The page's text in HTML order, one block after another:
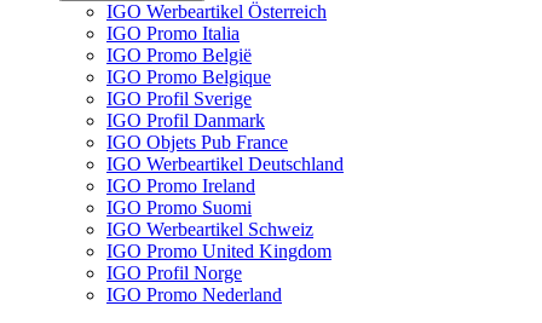
IGO Werbeartikel Österreich
IGO Promo Italia
IGO Promo België
IGO Promo Belgique
IGO Profil Sverige
IGO Profil Danmark
IGO Objets Pub France
IGO Werbeartikel Deutschland
IGO Promo Ireland
IGO Promo Suomi
IGO Werbeartikel Schweiz
IGO Promo United Kingdom
IGO Profil Norge
IGO Promo Nederland